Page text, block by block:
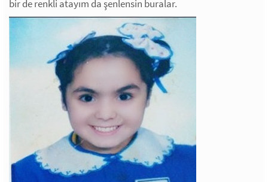
bir de renkli atayım da şenlensin buralar.